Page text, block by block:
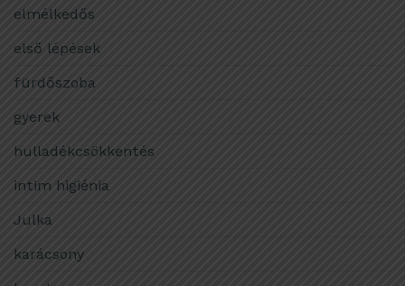
elmélkedős
első lépések
fürdőszoba
gyerek
hulladékcsökkentés
intim higiénia
Julka
karácsony